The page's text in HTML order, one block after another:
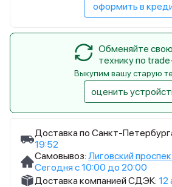
Доставка по Санкт-
19:52
Самовывоз: Лиговский
Сегодня с 10:00 до 20:00
Доставка компанией СДЭК: 12
оформить в
Обменяйте свою
технику по
Выкупим вашу старую
оценить